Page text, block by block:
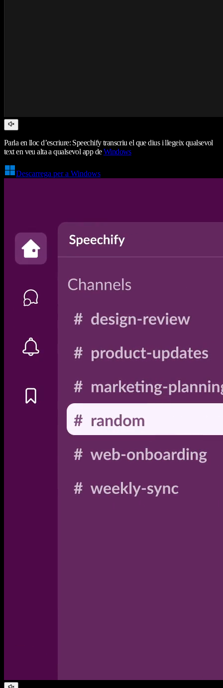
Parla en lloc d’escriure: Speechify transcriu el que dius i llegeix qualsevol
text en veu alta a qualsevol app deWindows
Descarrega per a Windows